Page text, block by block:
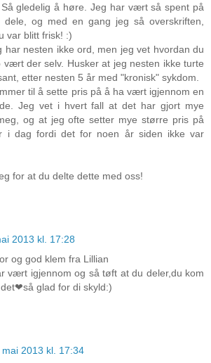
gledelig å høre. Jeg har vært så spent på
dele, og med en gang jeg så overskriften,
var blitt frisk! :)
har nesten ikke ord, men jeg vet hvordan du
vært der selv. Husker at jeg nesten ikke turte
etter nesten 5 år med "kronisk" sykdom.
til å sette pris på å ha vært igjennom en
Jeg vet i hvert fall at det har gjort mye
og at jeg ofte setter mye større pris på
i dag fordi det for noen år siden ikke var
for at du delte dette med oss!
2013 kl. 17:28
og god klem fra Lillian
vært igjennom og så tøft at du deler,du kom
glad for di skyld:)
mai 2013 kl. 17:34